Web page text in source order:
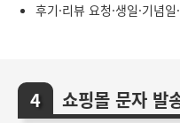
후기·리뷰 요청·생일·기념
쇼핑몰 문자 발